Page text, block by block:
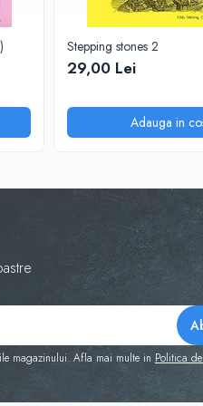
Stepping stones 2
29,00 Lei
Adauga in
magazinului. Afla mai multe in Politica